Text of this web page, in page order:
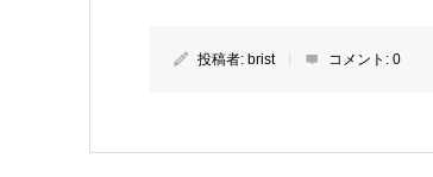
投稿者: brist コメント: 0